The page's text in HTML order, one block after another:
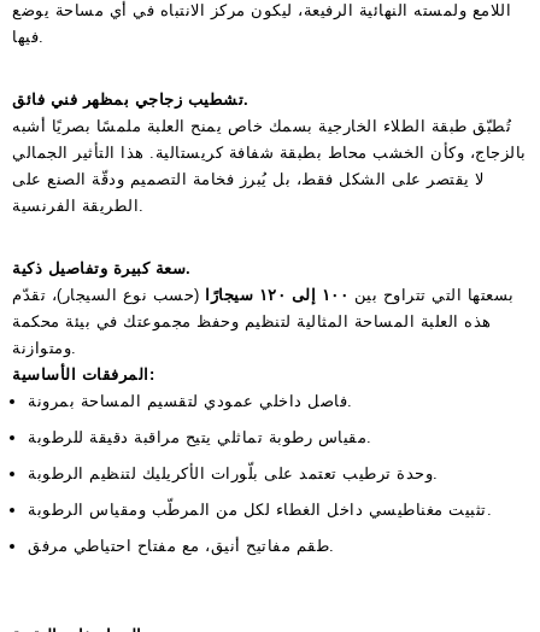
اللامع ولمسته النهائية الرفيعة، ليكون مركز الانتباه في أي مساحة يوضع
فيها.
تشطيب زجاجي بمظهر فني فائق.
تُطبّق طبقة الطلاء الخارجية بسمك خاص يمنح العلبة ملمسًا بصريًا أشبه
بالزجاج، وكأن الخشب محاط بطبقة شفافة كريستالية. هذا التأثير الجمالي
لا يقتصر على الشكل فقط، بل يُبرز فخامة التصميم ودقّة الصنع على
الطريقة الفرنسية.
سعة كبيرة وتفاصيل ذكية.
بسعتها التي تتراوح بين ١٠٠ إلى ١٢٠ سيجارًا
(حسب نوع السيجار)، تقدّم
هذه العلبة المساحة المثالية لتنظيم وحفظ مجموعتك في بيئة محكمة
ومتوازنة.
المرفقات الأساسية:
فاصل داخلي عمودي لتقسيم المساحة بمرونة.
مقياس رطوبة تماثلي يتيح مراقبة دقيقة للرطوبة.
وحدة ترطيب تعتمد على بلّورات الأكريليك لتنظيم الرطوبة.
تثبيت مغناطيسي داخل الغطاء لكل من المرطّب ومقياس الرطوبة.
طقم مفاتيح أنيق، مع مفتاح احتياطي مرفق.